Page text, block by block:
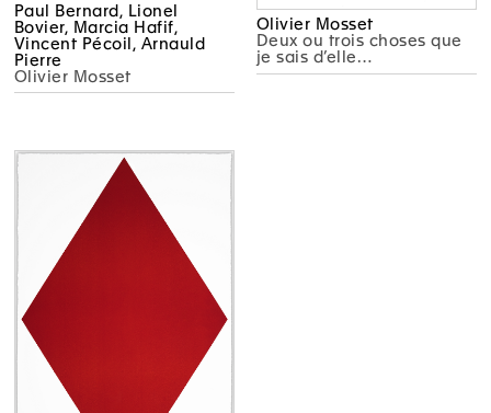
Paul Bernard, Lionel
Bovier, Marcia Hafif,
Vincent Pécoil, Arnauld
Pierre
Olivier Mosset
Olivier Mosset
Deux ou trois choses que
je sais d’elle…